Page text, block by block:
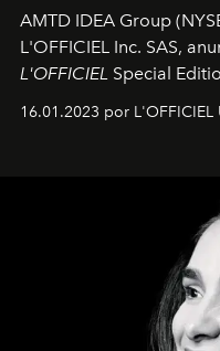
AMTD IDEA Group
L'OFFICIEL Inc. SAS,
L'OFFICIEL Special
16.01.2023 por L'OFFICIEL